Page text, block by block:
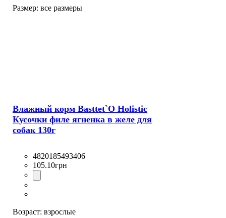
Размер: все размеры
Влажный корм Basttet`O Holistic
Кусочки филе ягненка в желе для
собак 130г
4820185493406
105.10грн
Возраст: взрослые